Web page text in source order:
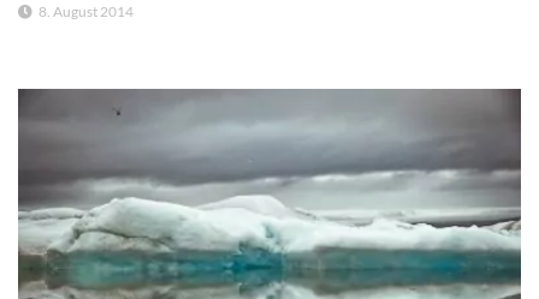
8. August 2014